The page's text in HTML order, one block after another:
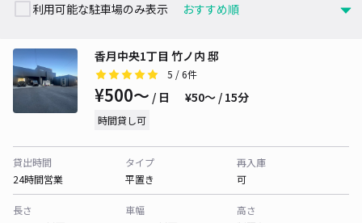
利用可能な駐車場のみ表示
香月中央1丁目 竹ノ内 邸
5 / 6件
¥500〜 / 日 ¥50〜 / 15分
時間貸し可
貸出時間
24時間営業
タイプ
平置き
再入庫
可
長さ
車幅
高さ